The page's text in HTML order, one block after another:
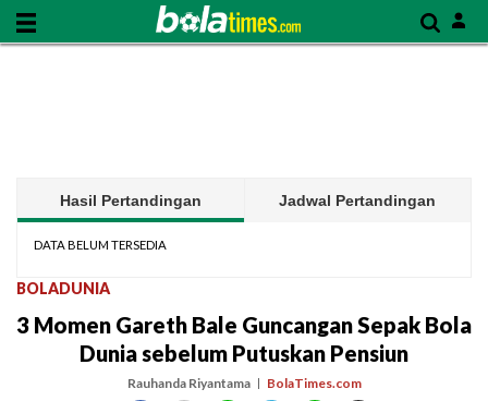
Hasil Pertandingan Jadwal Pertandingan
DATA BELUM TERSEDIA
BOLADUNIA
3 Momen Gareth Bale Guncangan Sepak Bola
Dunia sebelum Putuskan Pensiun
Rauhanda Riyantama BolaTimes.com